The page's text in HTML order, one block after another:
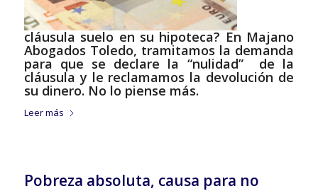
cláusula suelo en su hipoteca? En Majano
Abogados Toledo, tramitamos la demanda
para que se declare la “nulidad” de la
cláusula y le reclamamos la devolución de
su dinero. No lo piense más.
Leer más
Pobreza absoluta, causa para no